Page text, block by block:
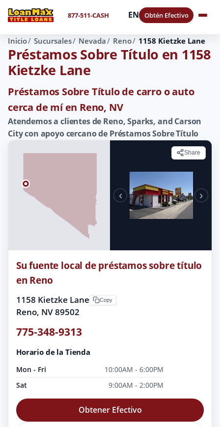
877-511-CASH EN Obtén Efectivo
Inicio Sucursales Nevada Reno 1158 Kietzke Lane
Préstamos Sobre Título en 1158
Kietzke Lane
Préstamos Sobre Título de carro o auto
cerca de mí en Reno, NV
Atendemos a clientes de Reno, Sparks, and Carson
City con apoyo cercano de Préstamos Sobre Título
Share
‹ ›
Su fuente local de préstamos sobre título
en Reno
1158 Kietzke Lane
Reno, NV 89502
Copy
775-348-9313
Horario de la Tienda
Mon - Fri
10:00AM - 6:00PM
Sat
9:00AM - 2:00PM
Obtener Efectivo